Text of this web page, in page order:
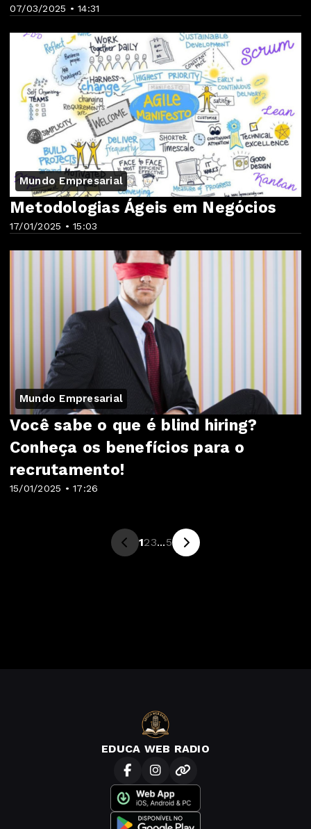
07/03/2025 • 14:31
Mundo Empresarial
17/01/2025 • 15:03
Metodologias Ágeis em Negócios
Mundo Empresarial
15/01/2025 • 17:26
Você sabe o que é blind hiring?
Conheça os benefícios para o
recrutamento!
123...5
EDUCA WEB RADIO